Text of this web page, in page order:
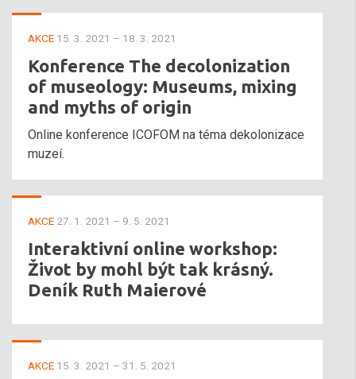
AKCE 15. 3. 2021 – 18. 3. 2021
Konference The decolonization
of museology: Museums, mixing
and myths of origin
Online konference ICOFOM na téma dekolonizace
muzeí.
AKCE 27. 1. 2021 – 9. 5. 2021
Interaktivní online workshop:
Život by mohl být tak krásný.
Deník Ruth Maierové
AKCE 15. 3. 2021 – 31. 5. 2021